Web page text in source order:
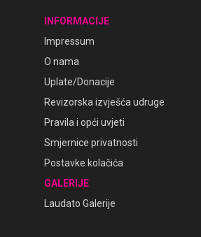
INFORMACIJE
Impressum
O nama
Uplate/Donacije
Revizorska izvješća udruge
Pravila i opći uvjeti
Smjernice privatnosti
Postavke kolačića
GALERIJE
Laudato Galerije